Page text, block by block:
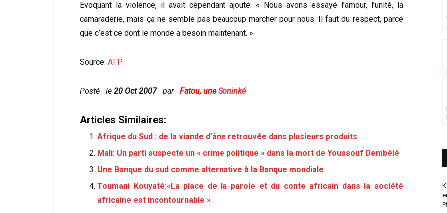
Evoquant la violence, il avait cependant ajouté: « Nous avons essayé l’amour, l’unité, la
camaraderie, mais ça ne semble pas beaucoup marcher pour nous. Il faut du respect, parce
que c’est ce dont le monde a besoin maintenant. »
Source:AFP
Posté le 20 Oct 2007parFatou, uneSoninké
Articles Similaires:
Afrique du Sud : de la viande d’âne retrouvée dans plusieurs produits
Mali: Un parti suspecte un « crime politique » dans la mort de Youssouf Dembélé
Une Banque du sud comme alternative à la Banque mondiale
Toumani Kouyaté:«La place de la parole et du conte africain dans la société
africaine est incontournable »